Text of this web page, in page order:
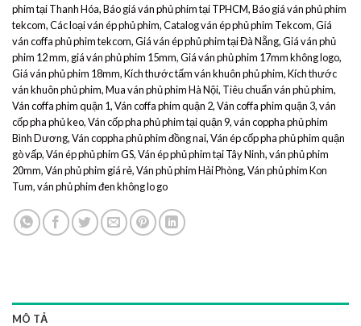
phim tại Thanh Hóa,Báo giá ván phủ phim tại TPHCM,Báo giá ván phủ phim
tekcom,Các loại ván ép phủ phim,Catalog ván ép phủ phim Tekcom,Giá
ván coffa phủ phim tekcom,Giá ván ép phủ phim tại Đà Nẵng,Giá ván phủ
phim 12 mm, giá ván phủ phim 15mm,Giá ván phủ phim 17mm không logo,
Giá ván phủ phim 18mm,Kích thước tấm ván khuôn phủ phim,Kích thước
ván khuôn phủ phim,Mua ván phủ phim Hà Nội, Tiêu chuẩn ván phủ phim,
Ván coffa phim quận 1,Ván coffa phim quận 2,Ván coffa phim quận 3,ván
cốp pha phủ keo,Ván cốp pha phủ phim tại quận 9,ván coppha phủ phim
Bình Dương,Ván coppha phủ phim đồng nai,Ván ép cốp pha phủ phim quận
gò vấp,Ván ép phủ phim GS,Ván ép phủ phim tại Tây Ninh,ván phủ phim
20mm,Ván phủ phim giá rẻ,Ván phủ phim Hải Phòng,Ván phủ phim Kon
Tum,ván phủ phim đen không lo go
MÔ TẢ